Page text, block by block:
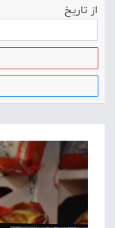
از تاریخ